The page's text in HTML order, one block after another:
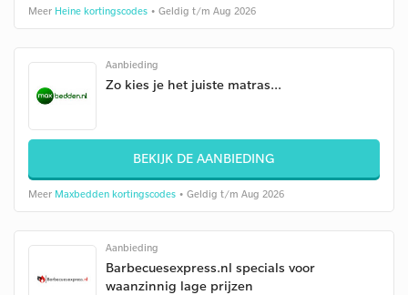
Meer Heine kortingscodes • Geldig t/m Aug 2026
Aanbieding
Zo kies je het juiste matras...
BEKIJK DE AANBIEDING
Meer Maxbedden kortingscodes • Geldig t/m Aug 2026
Aanbieding
Barbecuesexpress.nl specials voor
waanzinnig lage prijzen